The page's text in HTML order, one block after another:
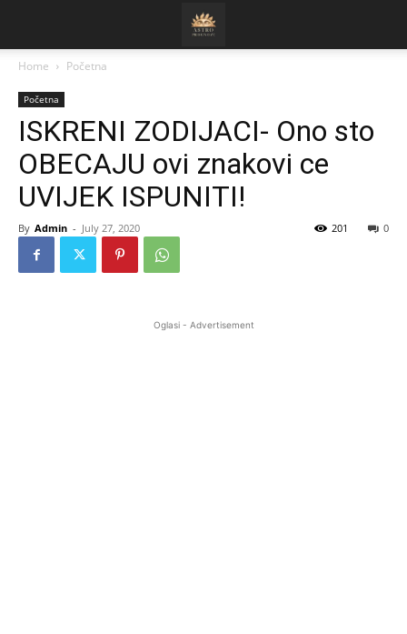
Home Početna
Početna
ISKRENI ZODIJACI- Ono sto
OBECAJU ovi znakovi ce
UVIJEK ISPUNITI!
By Admin - July 27, 2020 0
201
Oglasi - Advertisement